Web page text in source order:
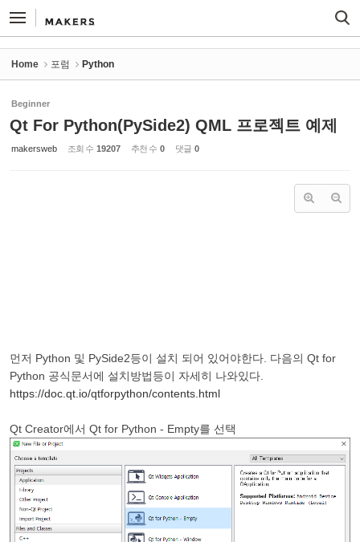
Home 포럼 Python
Beginner
Qt For Python(PySide2) QML 프로젝트 예제
makersweb 조회 수 19207 추천 수 0 댓글 0
먼저 Python 및 PySide2등이 설치 되어 있어야한다. 다음의 Qt for
Python 공식문서에 설치방법등이 자세히 나와있다.
https://doc.qt.io/qtforpython/contents.html
Qt Creator에서 Qt for Python - Empty를 선택